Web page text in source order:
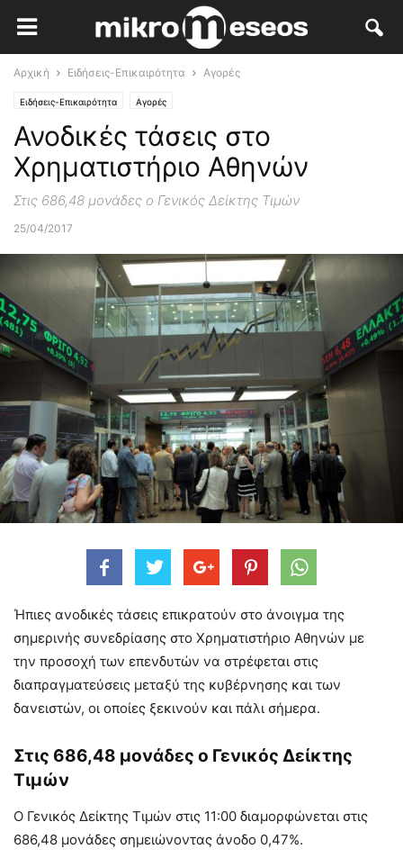
Αρχική Ειδήσεις-Επικαιρότητα Αγορές
Ειδήσεις-Επικαιρότητα Αγορές
Ανοδικές τάσεις στο
Χρηματιστήριο Αθηνών
Στις 686,48 μονάδες ο Γενικός Δείκτης Τιμών
25/04/2017
Ήπιες ανοδικές τάσεις επικρατούν στο άνοιγμα της
σημερινής συνεδρίασης στο Χρηματιστήριο Αθηνών με
την προσοχή των επενδυτών να στρέφεται στις
διαπραγματεύσεις μεταξύ της κυβέρνησης και των
δανειστών, οι οποίες ξεκινούν και πάλι σήμερα.
Στις 686,48 μονάδες ο Γενικός Δείκτης
Τιμών
O Γενικός Δείκτης Τιμών στις 11:00 διαμορφώνεται στις
686,48 μονάδες σημειώνοντας άνοδο 0,47%.